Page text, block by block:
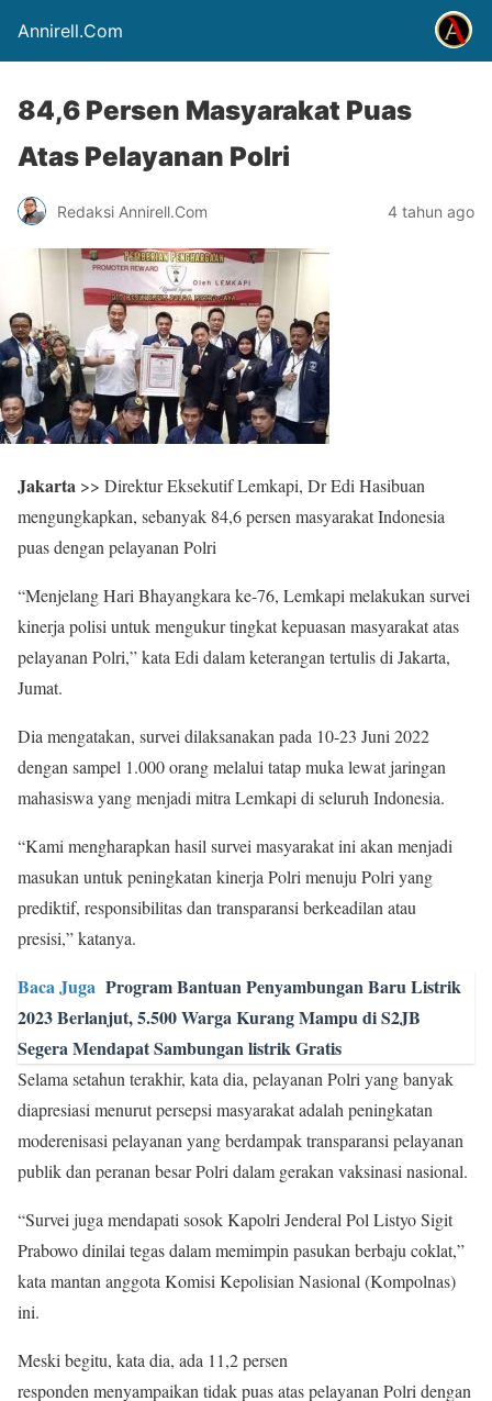
Annirell.Com
84,6 Persen Masyarakat Puas
Atas Pelayanan Polri
Redaksi Annirell.Com 4 tahun ago
Jakarta >> Direktur Eksekutif Lemkapi, Dr Edi Hasibuan
mengungkapkan, sebanyak 84,6 persen masyarakat Indonesia
puas dengan pelayanan Polri
“Menjelang Hari Bhayangkara ke-76, Lemkapi melakukan survei
kinerja polisi untuk mengukur tingkat kepuasan masyarakat atas
pelayanan Polri,” kata Edi dalam keterangan tertulis di Jakarta,
Jumat.
Dia mengatakan, survei dilaksanakan pada 10-23 Juni 2022
dengan sampel 1.000 orang melalui tatap muka lewat jaringan
mahasiswa yang menjadi mitra Lemkapi di seluruh Indonesia.
“Kami mengharapkan hasil survei masyarakat ini akan menjadi
masukan untuk peningkatan kinerja Polri menuju Polri yang
prediktif, responsibilitas dan transparansi berkeadilan atau
presisi,” katanya.
Baca Juga Program Bantuan Penyambungan Baru Listrik
2023 Berlanjut, 5.500 Warga Kurang Mampu di S2JB
Segera Mendapat Sambungan listrik Gratis
Selama setahun terakhir, kata dia, pelayanan Polri yang banyak
diapresiasi menurut persepsi masyarakat adalah peningkatan
moderenisasi pelayanan yang berdampak transparansi pelayanan
publik dan peranan besar Polri dalam gerakan vaksinasi nasional.
“Survei juga mendapati sosok Kapolri Jenderal Pol Listyo Sigit
Prabowo dinilai tegas dalam memimpin pasukan berbaju coklat,”
kata mantan anggota Komisi Kepolisian Nasional (Kompolnas)
ini.
Meski begitu, kata dia, ada 11,2 persen
responden menyampaikan tidak puas atas pelayanan Polri dengan